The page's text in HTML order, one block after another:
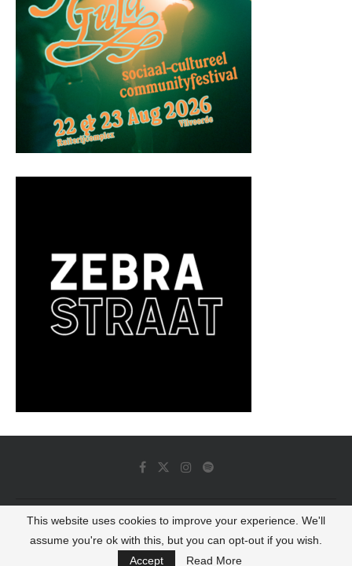
© 2022 - Luminous Dash All Rights Reserved
BACK TO TOP
This website uses cookies to improve your experience. We'll
assume you're ok with this, but you can opt-out if you wish.
Accept
Read More